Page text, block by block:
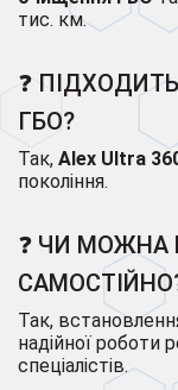
тис. км.
❓
ГБО?
Так, Alex Ultra
покоління.
❓ ЧИ МОЖНА
Так,
надійної роботи
спеціалістів.